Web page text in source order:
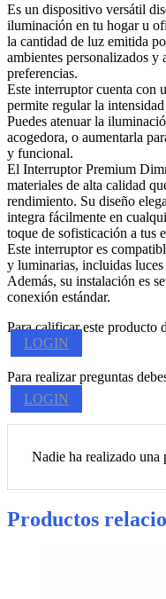
Es un dispositivo versátil
iluminación en tu hogar u
la cantidad de luz emitida
ambientes personalizados y
preferencias.
Este interruptor cuenta con
permite regular la
Puedes atenuar la
acogedora, o aumentarla
y funcional.
El Interruptor Premium
materiales de alta calidad
rendimiento. Su diseño
integra fácilmente en
toque de sofisticación a tus
Este interruptor es
y luminarias, incluidas
Además, su instalación es
conexión estándar.
Para calificar este producto
LOGIN
Para realizar preguntas
LOGIN
Nadie ha realizado una
Productos